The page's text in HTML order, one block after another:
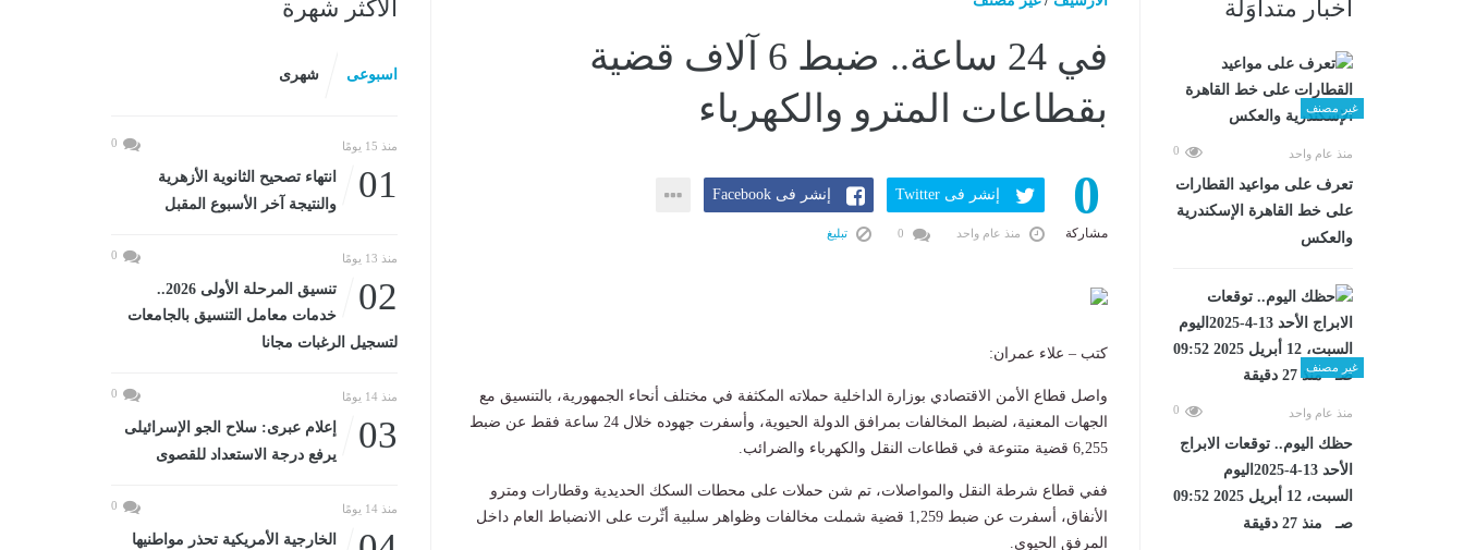
أخبار متداوَلة
غير مصنف
منذ عام واحد 0
تعرف على مواعيد القطارات
على خط القاهرة الإسكندرية
والعكس
غير مصنف
منذ عام واحد 0
حظك اليوم.. توقعات الابراج
الأحد 13-4-2025اليوم
السبت، 12 أبريل 2025 09:52
صـ منذ 27 دقيقة
في 24 ساعة.. ضبط 6 آلاف قضية
بقطاعات المترو والكهرباء
0
مشاركة
إنشر فى Twitter إنشر فى Facebook
منذ عام واحد تبليغ
كتب – علاء عمران:
واصل قطاع الأمن الاقتصادي بوزارة الداخلية حملاته المكثفة في مختلف أنحاء الجمهورية، بالتنسيق مع
الجهات المعنية، لضبط المخالفات بمرافق الدولة الحيوية، وأسفرت جهوده خلال 24 ساعة فقط عن ضبط
6,255 قضية متنوعة في قطاعات النقل والكهرباء والضرائب.
ففي قطاع شرطة النقل والمواصلات، تم شن حملات على محطات السكك الحديدية وقطارات ومترو
الأنفاق، أسفرت عن ضبط 1,259 قضية شملت مخالفات وظواهر سلبية أثّرت على الانضباط العام داخل
المرفق الحيوي.
الأكثر شهرة
اسبوعى شهرى
منذ 15 يومًا 0
01
انتهاء تصحيح الثانوية الأزهرية
والنتيجة آخر الأسبوع المقبل
منذ 13 يومًا 0
02
تنسيق المرحلة الأولى 2026..
خدمات معامل التنسيق بالجامعات
لتسجيل الرغبات مجانا
منذ 14 يومًا 0
03
إعلام عبرى: سلاح الجو الإسرائيلى
يرفع درجة الاستعداد للقصوى
منذ 14 يومًا 0
الخارجية الأمريكية تحذر مواطنيها